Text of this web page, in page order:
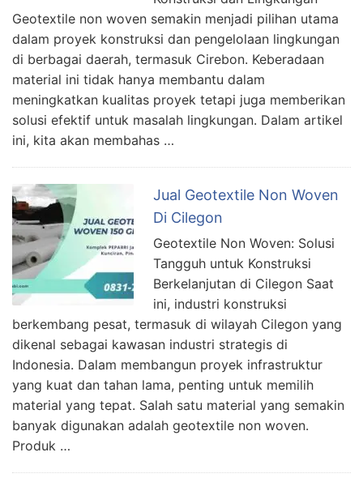
Geotextile non woven semakin menjadi pilihan utama
dalam proyek konstruksi dan pengelolaan lingkungan
di berbagai daerah, termasuk Cirebon. Keberadaan
material ini tidak hanya membantu dalam
meningkatkan kualitas proyek tetapi juga memberikan
solusi efektif untuk masalah lingkungan. Dalam artikel
ini, kita akan membahas …
Jual Geotextile Non Woven
Di Cilegon
Geotextile Non Woven: Solusi
Tangguh untuk Konstruksi
Berkelanjutan di Cilegon Saat
ini, industri konstruksi
berkembang pesat, termasuk di wilayah Cilegon yang
dikenal sebagai kawasan industri strategis di
Indonesia. Dalam membangun proyek infrastruktur
yang kuat dan tahan lama, penting untuk memilih
material yang tepat. Salah satu material yang semakin
banyak digunakan adalah geotextile non woven.
Produk …